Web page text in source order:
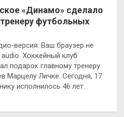
«Динамо» сделало
футбольных
версия: Ваш браузер не
Хоккейный клуб
подарок главному тренеру
Марцелу Личке. Сегодня, 17
исполнилось 46 лет.